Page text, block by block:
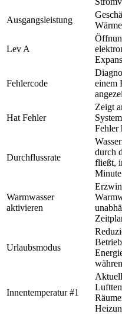
Ausgangsleistung
Lev A
Fehlercode
einem
Hat Fehler
Zeigt
Fehler
Durchflussrate
durch
fließt,
Minute
Warmwasser
aktivieren
Urlaubsmodus
Innentemperatur #1